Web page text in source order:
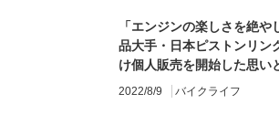
「エンジンの楽しさを絶
品大手・日本ピストンリン
け個人販売を開始した思い
2022/8/9 バイクライフ